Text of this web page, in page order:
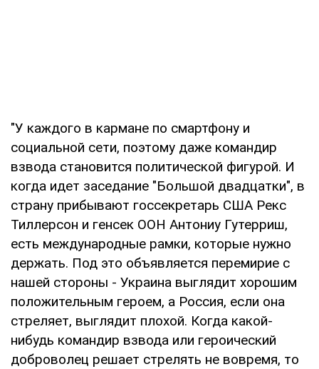
"У каждого в кармане по смартфону и
социальной сети, поэтому даже командир
взвода становится политической фигурой. И
когда идет заседание "Большой двадцатки", в
страну прибывают госсекретарь США Рекс
Тиллерсон и генсек ООН Антониу Гутерриш,
есть международные рамки, которые нужно
держать. Под это объявляется перемирие с
нашей стороны - Украина выглядит хорошим
положительным героем, а Россия, если она
стреляет, выглядит плохой. Когда какой-
нибудь командир взвода или героический
доброволец решает стрелять не вовремя, то